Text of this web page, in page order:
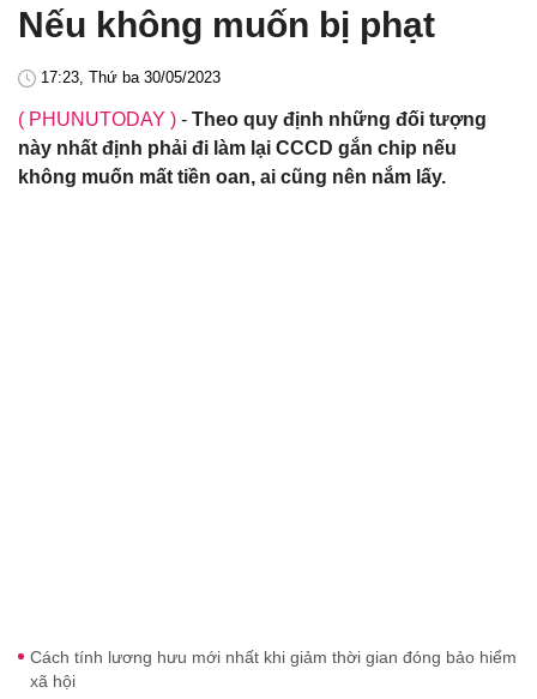
Nếu không muốn bị phạt
17:23, Thứ ba 30/05/2023
( PHUNUTODAY ) - Theo quy định những đối tượng
này nhất định phải đi làm lại CCCD gắn chip nếu
không muốn mất tiền oan, ai cũng nên nắm lấy.
Cách tính lương hưu mới nhất khi giảm thời gian đóng bảo hiểm
xã hội